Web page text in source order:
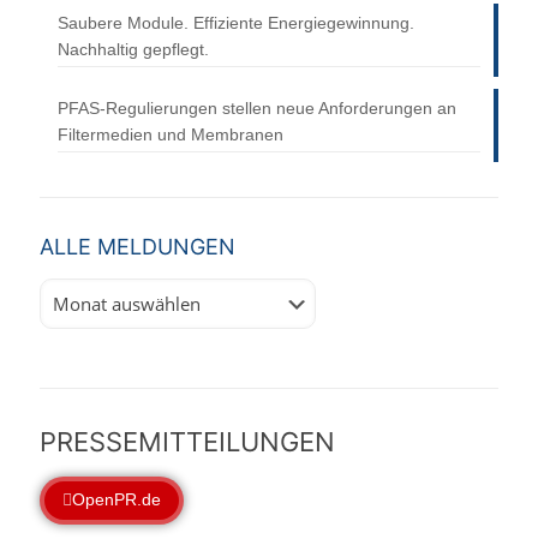
Saubere Module. Effiziente Energiegewinnung.
Nachhaltig gepflegt.
PFAS-Regulierungen stellen neue Anforderungen an
Filtermedien und Membranen
ALLE MELDUNGEN
Meldungen
PRESSEMITTEILUNGEN
OpenPR.de